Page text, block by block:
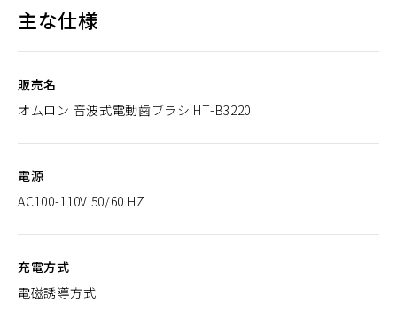
主な仕様
販売名
オムロン 音波式電動歯ブラシ HT-B3220
電源
AC100-110V 50/60 HZ
充電方式
電磁誘導方式